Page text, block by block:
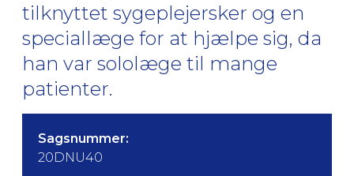
tilknyttet sygeplejersker og en
speciallæge for at hjælpe sig, da
han var sololæge til mange
patienter.
Sagsnummer:
20DNU40